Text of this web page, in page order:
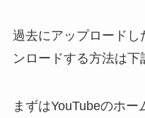
過去にアップロードし
ンロードする方法は下
まずはYouTubeのホ